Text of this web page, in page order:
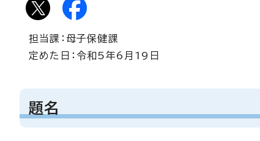
担当課：母子保健課
定めた日：令和5年6月19日
題名